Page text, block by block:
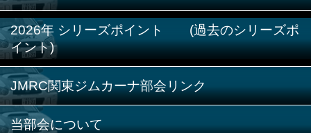
2026年 シリーズポイント (過去のシリーズポ
イント)
JMRC関東ジムカーナ部会リンク
当部会について